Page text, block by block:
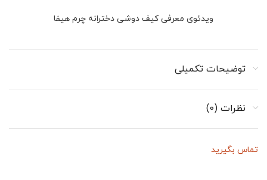
ویدئوی معرفی کیف دوشی دخترانه چرم هیفا
توضیحات تکمیلی
نظرات (0)
تماس بگیرید